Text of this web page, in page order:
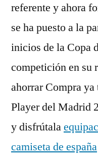
referente y ahora
se ha puesto a la
inicios de la Copa
competición en su
ahorrar Compra
Player del Madrid
y disfrútala
camiseta de españa